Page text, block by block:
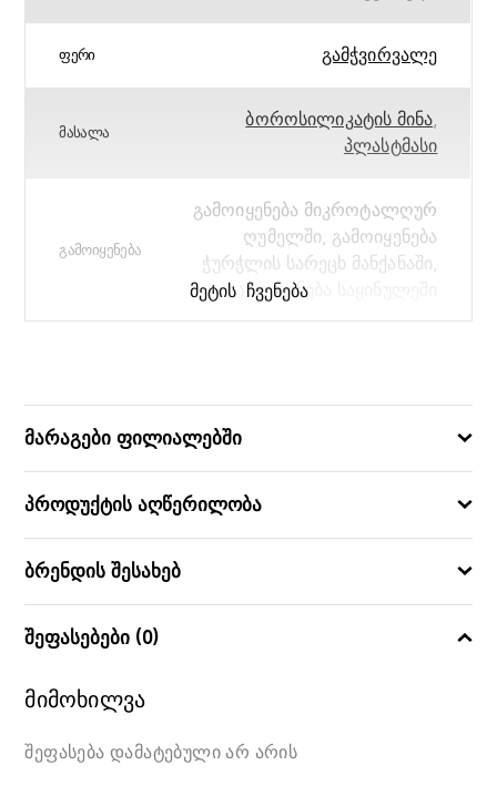
ᲤᲔᲠᲘ გამჭვირვალე
ᲛᲐᲡᲐᲚᲐ
ბოროსილიკატის მინა,
პლასტმასი
ᲒᲐᲛᲝᲘᲧᲔᲜᲔᲑᲐ
გამოიყენება მიკროტალღურ
ღუმელში, გამოიყენება
ჭურჭლის სარეცხ მანქანაში,
გამოიყენება საყინულეში
ᲛᲔᲢᲘᲡ ᲩᲕᲔᲜᲔᲑᲐ
მარაგები ფილიალებში
პროდუქტის აღწერილობა
ბრენდის შესახებ
შეფასებები (0)
მიმოხილვა
შეფასება დამატებული არ არის